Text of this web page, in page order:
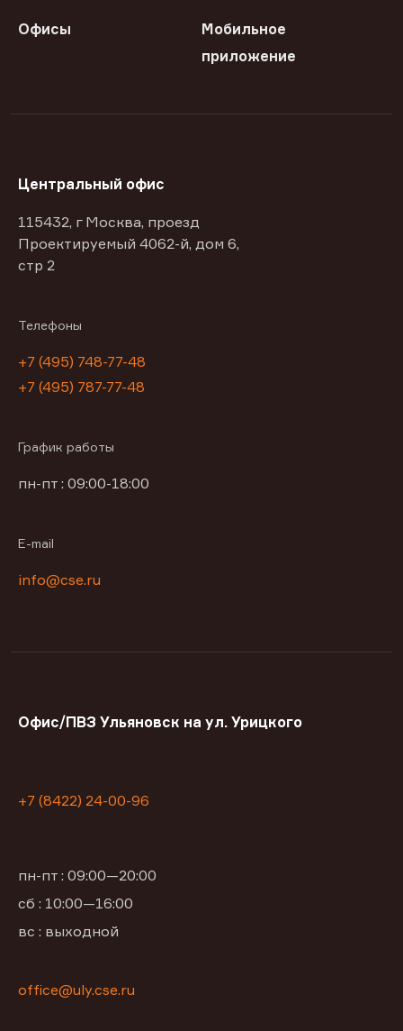
Офисы
Мобильное
приложение
Центральный офис
115432, г Москва, проезд
Проектируемый 4062-й, дом 6,
стр 2
Телефоны
+7 (495) 748-77-48
+7 (495) 787-77-48
График работы
пн-пт : 09:00-18:00
E-mail
info@cse.ru
Офис/ПВЗ Ульяновск на ул. Урицкого
+7 (8422) 24-00-96
пн-пт : 09:00—20:00
сб : 10:00—16:00
вс : выходной
office@uly.cse.ru